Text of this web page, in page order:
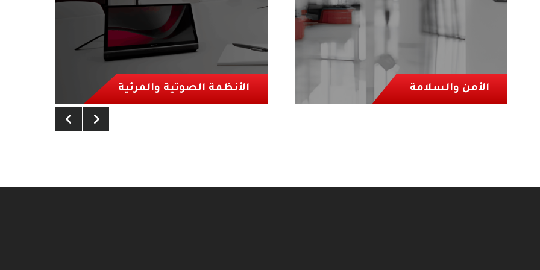
الأمن والسلامة الأنظمة الصوتية والمرئية